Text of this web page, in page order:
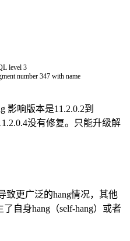
level 3
number 347 with name
影响版本是11.2.0.2到
没有修复。只能升级解
致更广泛的hang情况，其他
自身hang（self-hang）或者